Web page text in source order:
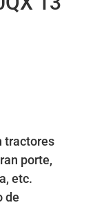
tractores
porte,
etc.
de